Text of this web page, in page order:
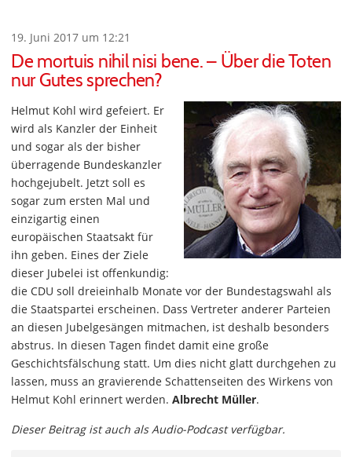
19. Juni 2017 um 12:21
De mortuis nihil nisi bene. – Über die Toten
nur Gutes sprechen?
Helmut Kohl wird gefeiert. Er
wird als Kanzler der Einheit
und sogar als der bisher
überragende Bundeskanzler
hochgejubelt. Jetzt soll es
sogar zum ersten Mal und
einzigartig einen
europäischen Staatsakt für
ihn geben. Eines der Ziele
dieser Jubelei ist offenkundig:
die CDU soll dreieinhalb Monate vor der Bundestagswahl als
die Staatspartei erscheinen. Dass Vertreter anderer Parteien
an diesen Jubelgesängen mitmachen, ist deshalb besonders
abstrus. In diesen Tagen findet damit eine große
Geschichtsfälschung statt. Um dies nicht glatt durchgehen zu
lassen, muss an gravierende Schattenseiten des Wirkens von
Helmut Kohl erinnert werden. Albrecht Müller.
Dieser Beitrag ist auch als Audio-Podcast verfügbar.